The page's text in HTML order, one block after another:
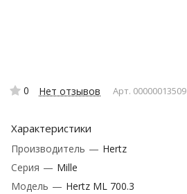
0 Нет отзывов Арт. 00000013509
Характеристики
Производитель — Hertz
Серия — Mille
Модель — Hertz ML 700.3